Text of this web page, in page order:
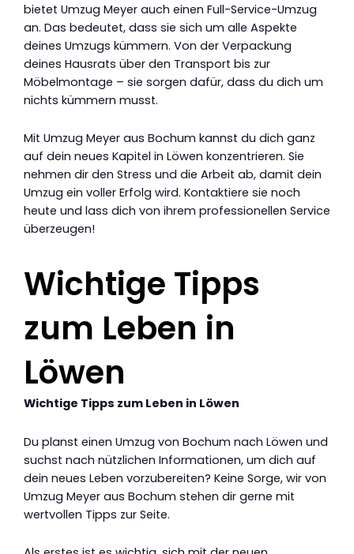
bietet Umzug Meyer auch einen Full-Service-Umzug
an. Das bedeutet, dass sie sich um alle Aspekte
deines Umzugs kümmern. Von der Verpackung
deines Hausrats über den Transport bis zur
Möbelmontage – sie sorgen dafür, dass du dich um
nichts kümmern musst.
Mit Umzug Meyer aus Bochum kannst du dich ganz
auf dein neues Kapitel in Löwen konzentrieren. Sie
nehmen dir den Stress und die Arbeit ab, damit dein
Umzug ein voller Erfolg wird. Kontaktiere sie noch
heute und lass dich von ihrem professionellen Service
überzeugen!
Wichtige Tipps
zum Leben in
Löwen
Wichtige Tipps zum Leben in Löwen
Du planst einen Umzug von Bochum nach Löwen und
suchst nach nützlichen Informationen, um dich auf
dein neues Leben vorzubereiten? Keine Sorge, wir von
Umzug Meyer aus Bochum stehen dir gerne mit
wertvollen Tipps zur Seite.